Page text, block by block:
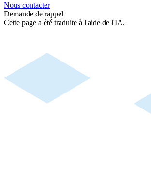
Nous contacter
Demande de rappel
Cette page a été traduite à l'aide de l'IA.